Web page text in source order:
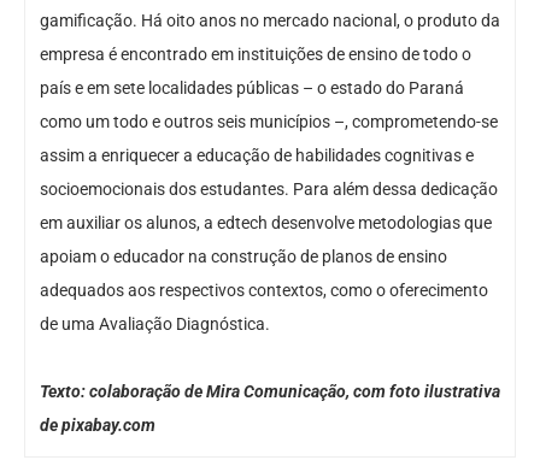
gamificação. Há oito anos no mercado nacional, o produto da
empresa é encontrado em instituições de ensino de todo o
país e em sete localidades públicas – o estado do Paraná
como um todo e outros seis municípios –, comprometendo-se
assim a enriquecer a educação de habilidades cognitivas e
socioemocionais dos estudantes. Para além dessa dedicação
em auxiliar os alunos, a edtech desenvolve metodologias que
apoiam o educador na construção de planos de ensino
adequados aos respectivos contextos, como o oferecimento
de uma Avaliação Diagnóstica.
Texto: colaboração de Mira Comunicação, com foto ilustrativa
de pixabay.com